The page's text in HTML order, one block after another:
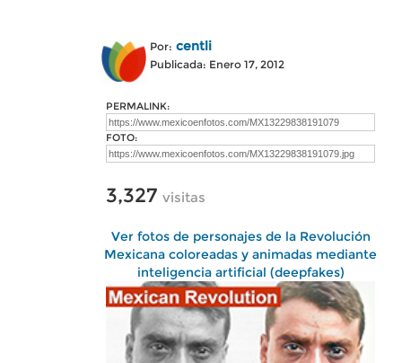
Por: centli
Publicada: Enero 17, 2012
PERMALINK:
FOTO:
3,327 visitas
Ver fotos de personajes de la Revolución
Mexicana coloreadas y animadas mediante
inteligencia artificial (deepfakes)